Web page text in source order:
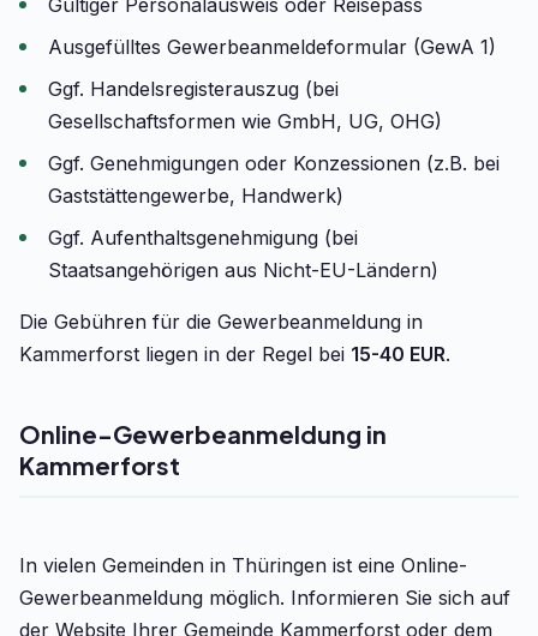
Gültiger Personalausweis oder Reisepass
Ausgefülltes Gewerbeanmeldeformular (GewA 1)
Ggf. Handelsregisterauszug (bei
Gesellschaftsformen wie GmbH, UG, OHG)
Ggf. Genehmigungen oder Konzessionen (z.B. bei
Gaststättengewerbe, Handwerk)
Ggf. Aufenthaltsgenehmigung (bei
Staatsangehörigen aus Nicht-EU-Ländern)
Die Gebühren für die Gewerbeanmeldung in
Kammerforst liegen in der Regel bei 15-40 EUR.
Online-Gewerbeanmeldung in
Kammerforst
In vielen Gemeinden in Thüringen ist eine Online-
Gewerbeanmeldung möglich. Informieren Sie sich auf
der Website Ihrer Gemeinde Kammerforst oder dem